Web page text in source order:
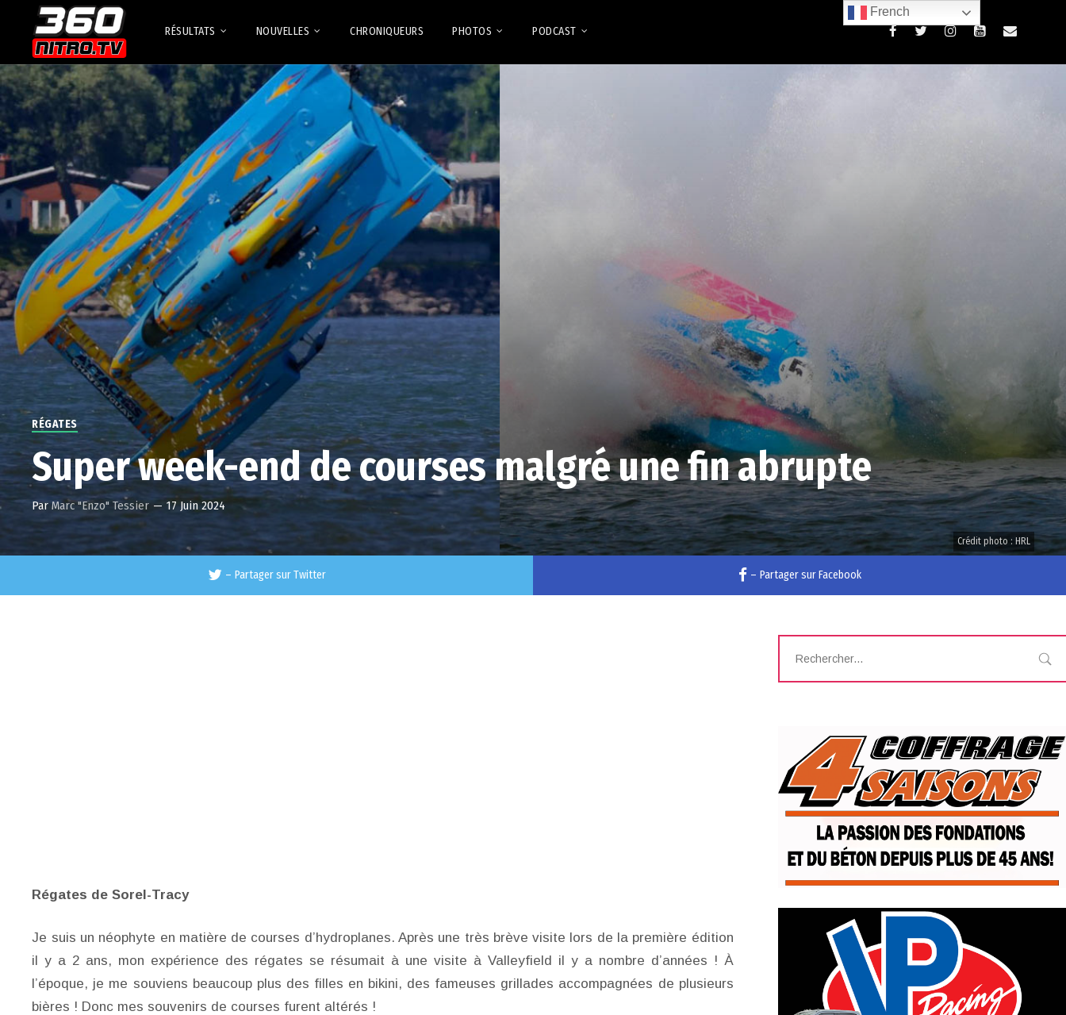
RÉSULTATS NOUVELLES CHRONIQUEURS PHOTOS PODCAST
RÉGATES
Super week-end de courses malgré une fin abrupte
ParMarc "Enzo" Tessier — 17 Juin 2024
Crédit photo : HRL
– Partager sur Twitter – Partager sur Facebook
Régates de Sorel-Tracy
Je suis un néophyte en matière de courses d’hydroplanes. Après une très brève visite lors de la première édition
il y a 2 ans, mon expérience des régates se résumait à une visite à Valleyfield il y a nombre d’années ! À
l’époque, je me souviens beaucoup plus des filles en bikini, des fameuses grillades accompagnées de plusieurs
bières ! Donc mes souvenirs de courses furent altérés !
French